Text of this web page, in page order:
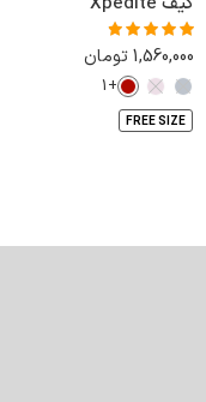
نمره4.75 از 1,560,000تومان
+1
FREE SIZE